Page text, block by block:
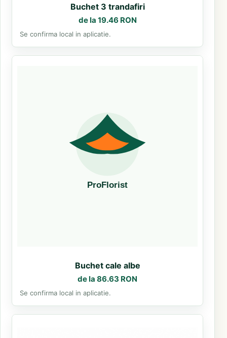
Buchet 3 trandafiri
de la 19.46 RON
Se confirma local in aplicatie.
Buchet cale albe
de la 86.63 RON
Se confirma local in aplicatie.